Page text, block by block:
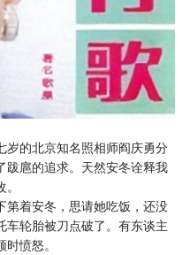
岁的北京知名照相师阎庆勇分
跋扈的追求。天然安冬诠释我
第着安冬，思请她吃饭，还没
车轮胎被刀点破了。有东谈主
愤怒。